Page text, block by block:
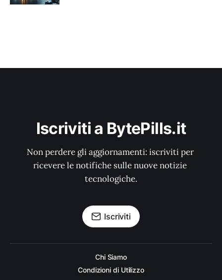
Iscriviti a BytePills.it
Non perdere gli aggiornamenti: iscriviti per
ricevere le notifiche sulle nuove notizie
tecnologiche.
Iscriviti
Chi Siamo
Condizioni di Utilizzo